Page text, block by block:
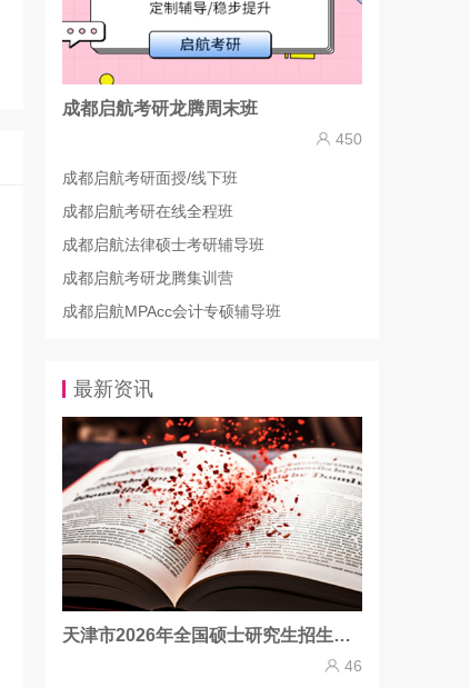
成都启航考研龙腾周末班
450
成都启航考研面授/线下班
成都启航考研在线全程班
成都启航法律硕士考研辅导班
成都启航考研龙腾集训营
成都启航MPAcc会计专硕辅导班
最新资讯
天津市2026年全国硕士研究生招生考试网上确认公告
46